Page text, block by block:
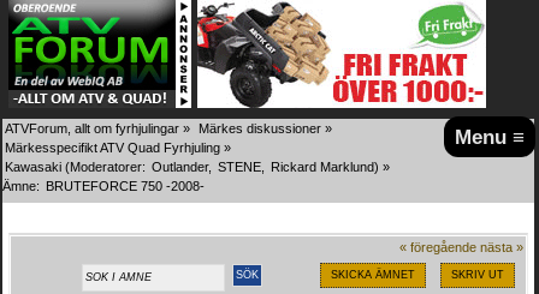
Menu ≡
ATVForum, allt om fyrhjulingar » Märkes diskussioner »
Märkesspecifikt ATV Quad Fyrhjuling »
Kawasaki (Moderatorer: Outlander, STENE Rickard Marklund) »
Ämne: BRUTEFORCE 750 -2008-
« föregående nästa »
SKICKA ÄMNET SKRIV UT